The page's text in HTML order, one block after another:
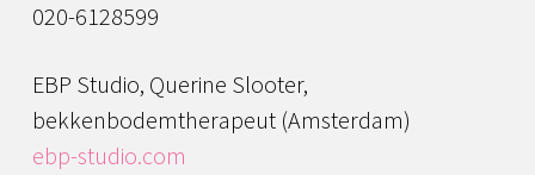
020-6128599
EBP Studio, Querine Slooter,
bekkenbodemtherapeut (Amsterdam)
ebp-studio.com